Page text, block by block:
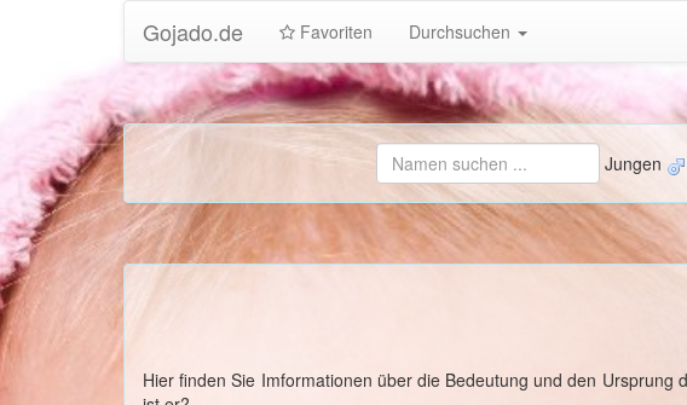
Gojado.de Favoriten Durchsuchen
Jungen
Hier finden Sie Imformationen über die Bedeutung und den